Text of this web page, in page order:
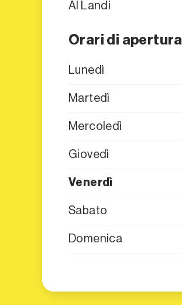
Al Landi
Orari di apertura
Lunedì
Martedì
Mercoledì
Giovedì
Venerdì
Sabato
Domenica